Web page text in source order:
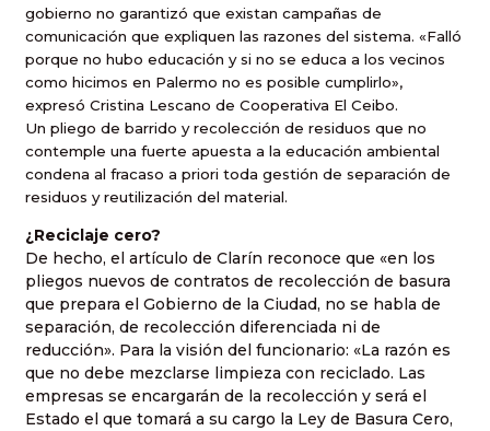
gobierno no garantizó que existan campañas de
comunicación que expliquen las razones del sistema. «Falló
porque no hubo educación y si no se educa a los vecinos
como hicimos en Palermo no es posible cumplirlo»,
expresó Cristina Lescano de Cooperativa El Ceibo.
Un pliego de barrido y recolección de residuos que no
contemple una fuerte apuesta a la educación ambiental
condena al fracaso a priori toda gestión de separación de
residuos y reutilización del material.
¿Reciclaje cero?
De hecho, el artículo de Clarín reconoce que «en los
pliegos nuevos de contratos de recolección de basura
que prepara el Gobierno de la Ciudad, no se habla de
separación, de recolección diferenciada ni de
reducción». Para la visión del funcionario: «La razón es
que no debe mezclarse limpieza con reciclado. Las
empresas se encargarán de la recolección y será el
Estado el que tomará a su cargo la Ley de Basura Cero,